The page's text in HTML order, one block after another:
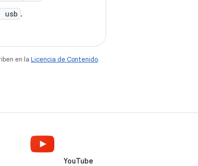
usb .
en la Licencia de Contenido.
YouTube